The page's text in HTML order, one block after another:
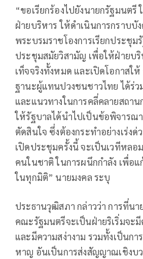
“ขอเรียกร้องไปยังนายกรัฐมนตรี
ฝ่ายบริหาร ให้ดำเนินการกราบบั
พระบรมราชโองการเรียกประชุม
ประชุมสมัยวิสามัญ เพื่อให้ฝ่ายบริ
เท็จจริงทั้งหมด และเปิดโอกาสให้
ฐานะผู้แทนปวงชนชาวไทย ได้ร่
และแนวทางในการคลี่คลายสถา
ให้รัฐบาลได้นำไปเป็นข้อพิจารณ
ตัดสินใจ ซึ่งต้องกระทำอย่างเร่งด่
เปิดประชุมครั้งนี้ จะเป็นเวทีหลอ
คนในชาติ ในการผนึกกำลัง เพื่อ
ในทุกมิติ” นายมงคล ระบุ
ประธานวุฒิสภา กล่าวว่า การที่น
คณะรัฐมนตรีจะเป็นฝ่ายริเริ่มจะ
และมีความสง่างาม รวมทั้งเป็นกา
หาญ อันเป็นการส่งสัญญาณเชิงบ